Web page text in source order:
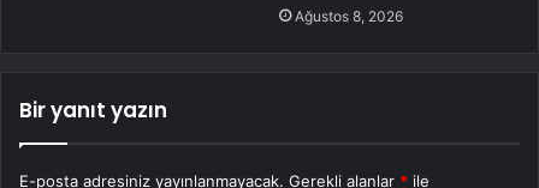
Ağustos 8, 2026
Bir yanıt yazın
E-posta adresiniz yayınlanmayacak. Gerekli alanlar * ile